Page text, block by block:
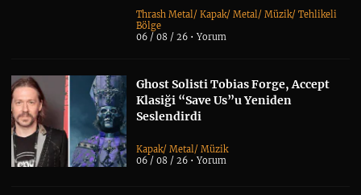
Thrash Metal /Kapak/Metal /Müzik/Tehlikeli
Bölge
06 / 08 / 26 •Yorum
Ghost Solisti Tobias Forge, Accept
Klasiği “Save Us”u Yeniden
Seslendirdi
Kapak/Metal /Müzik
06 / 08 / 26 •Yorum